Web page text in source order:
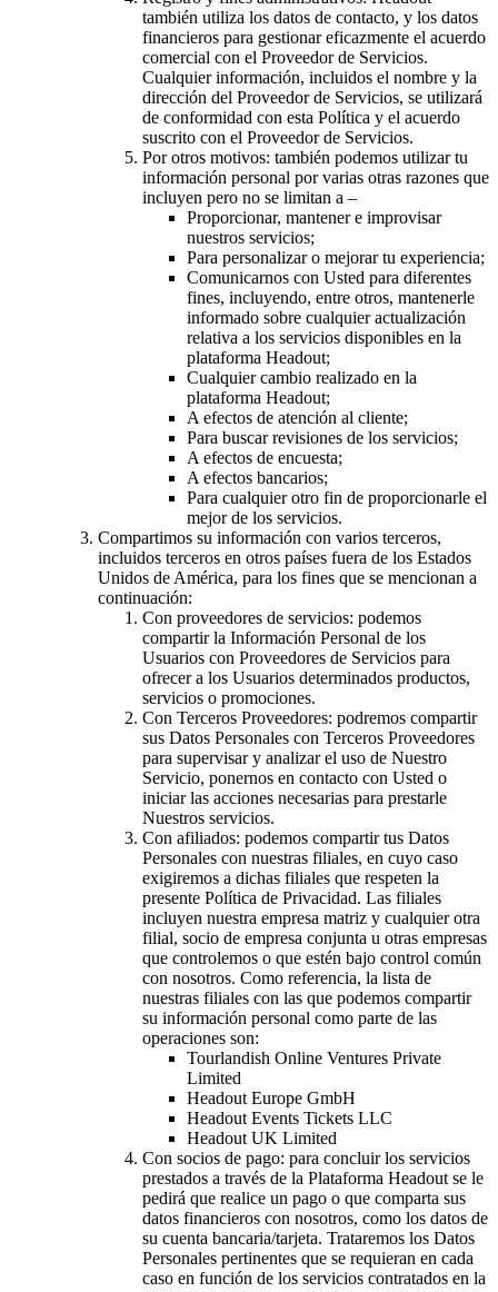
también utiliza los datos de contacto, y los datos
financieros para gestionar eficazmente el acuerdo
comercial con el Proveedor de Servicios.
Cualquier información, incluidos el nombre y la
dirección del Proveedor de Servicios, se utilizará
de conformidad con esta Política y el acuerdo
suscrito con el Proveedor de Servicios.
Por otros motivos: también podemos utilizar tu
información personal por varias otras razones que
incluyen pero no se limitan a –
Proporcionar, mantener e improvisar
nuestros servicios;
Para personalizar o mejorar tu experiencia;
Comunicarnos con Usted para diferentes
fines, incluyendo, entre otros, mantenerle
informado sobre cualquier actualización
relativa a los servicios disponibles en la
plataforma Headout;
Cualquier cambio realizado en la
plataforma Headout;
A efectos de atención al cliente;
Para buscar revisiones de los servicios;
A efectos de encuesta;
A efectos bancarios;
Para cualquier otro fin de proporcionarle el
mejor de los servicios.
Compartimos su información con varios terceros,
incluidos terceros en otros países fuera de los Estados
Unidos de América, para los fines que se mencionan a
continuación:
Con proveedores de servicios: podemos
compartir la Información Personal de los
Usuarios con Proveedores de Servicios para
ofrecer a los Usuarios determinados productos,
servicios o promociones.
Con Terceros Proveedores: podremos compartir
sus Datos Personales con Terceros Proveedores
para supervisar y analizar el uso de Nuestro
Servicio, ponernos en contacto con Usted o
iniciar las acciones necesarias para prestarle
Nuestros servicios.
Con afiliados: podemos compartir tus Datos
Personales con nuestras filiales, en cuyo caso
exigiremos a dichas filiales que respeten la
presente Política de Privacidad. Las filiales
incluyen nuestra empresa matriz y cualquier otra
filial, socio de empresa conjunta u otras empresas
que controlemos o que estén bajo control común
con nosotros. Como referencia, la lista de
nuestras filiales con las que podemos compartir
su información personal como parte de las
operaciones son:
Tourlandish Online Ventures Private
Limited
Headout Europe GmbH
Headout Events Tickets LLC
Headout UK Limited
Con socios de pago: para concluir los servicios
prestados a través de la Plataforma Headout se le
pedirá que realice un pago o que comparta sus
datos financieros con nosotros, como los datos de
su cuenta bancaria/tarjeta. Trataremos los Datos
Personales pertinentes que se requieran en cada
caso en función de los servicios contratados en la